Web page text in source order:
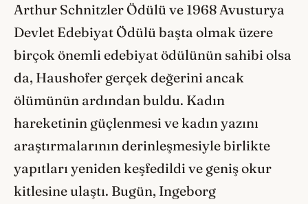
Arthur Schnitzler Ödülü ve 1968 Avusturya
Devlet Edebiyat Ödülü başta olmak üzere
birçok önemli edebiyat ödülünün sahibi olsa
da, Haushofer gerçek değerini ancak
ölümünün ardından buldu. Kadın
hareketinin güçlenmesi ve kadın yazını
araştırmalarının derinleşmesiyle birlikte
yapıtları yeniden keşfedildi ve geniş okur
kitlesine ulaştı. Bugün, Ingeborg